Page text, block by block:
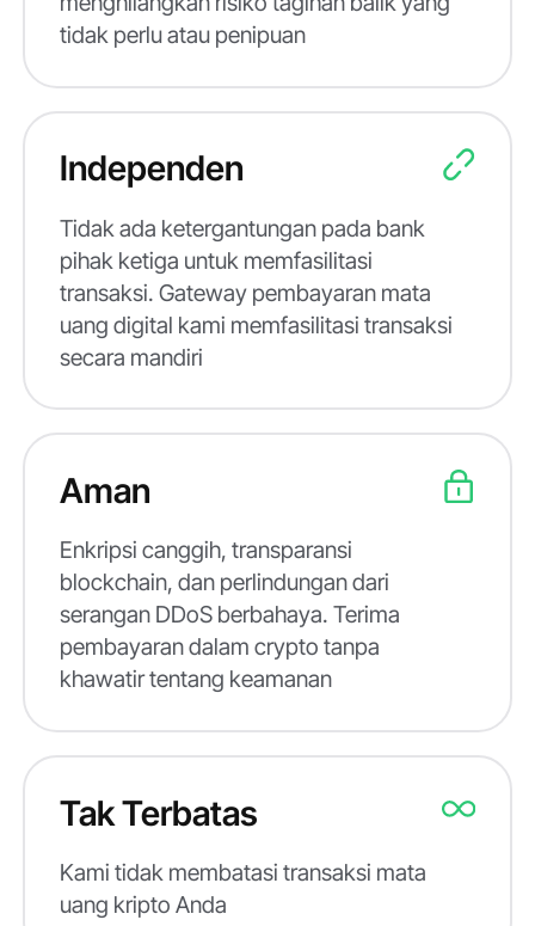
tidak perlu atau penipuan
Independen
Tidak ada ketergantungan pada bank
pihak ketiga untuk memfasilitasi
transaksi. Gateway pembayaran mata
uang digital kami memfasilitasi transaksi
secara mandiri
Aman
Enkripsi canggih, transparansi
blockchain, dan perlindungan dari
serangan DDoS berbahaya. Terima
pembayaran dalam crypto tanpa
khawatir tentang keamanan
Tak Terbatas
Kami tidak membatasi transaksi mata
uang kripto Anda